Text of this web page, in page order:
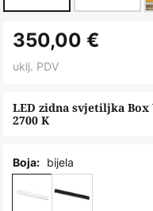
to
the
of
the
gallery
LED zidna svjetiljka Box
2700 K
350,00 €
uklj. PDV
Boja: bijela